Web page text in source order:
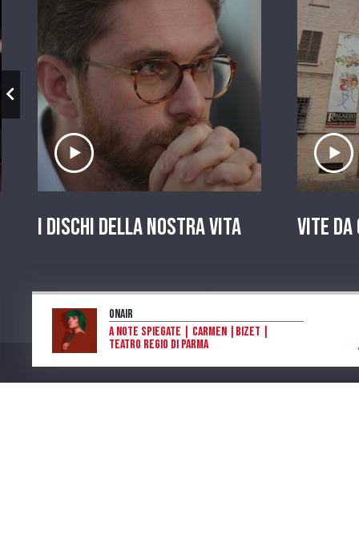
OnAir
A note spiegate | Carmen |Bizet |
Teatro Regio di Parma
Ascolta il servizio
I dischi della nostra vita Vite